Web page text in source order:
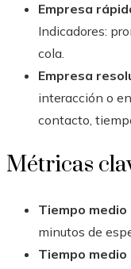
Empresa
Indicadores:
cola.
Empresa
interacción o
contacto,
Métricas
Tiempo
minutos de
Tiempo